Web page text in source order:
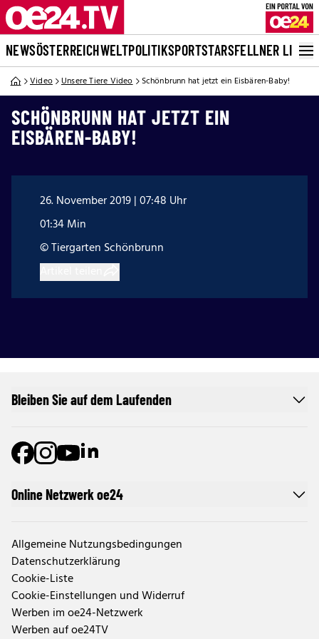
NEWSÖSTERREICHWELTPOLITIKSPORTSTARSFELLNER LIVE
Video Unsere Tiere Video Schönbrunn hat jetzt ein Eisbären-Baby!
SCHÖNBRUNN HAT JETZT EIN
EISBÄREN-BABY!
26. November 2019 | 07:48 Uhr
01:34 Min
© Tiergarten Schönbrunn
Online Netzwerk oe24
Allgemeine Nutzungsbedingungen
Datenschutzerklärung
Cookie-Liste
Cookie-Einstellungen und Widerruf
Werben im oe24-Netzwerk
Werben auf oe24TV
Bleiben Sie auf dem Laufenden